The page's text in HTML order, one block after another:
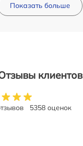
Показать больше
клиентов
5358 оценок